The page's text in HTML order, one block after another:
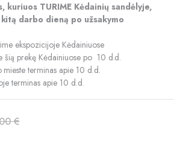
kuriuos TURIME Kėdainių sandėlyje,
darbo dieną po užsakymo
ekspozicijoje Kėdainiuose
šią prekę Kėdainiuose po 10 d.d.
mieste terminas apie 10 d.d.
terminas apie 10 d.d.
€